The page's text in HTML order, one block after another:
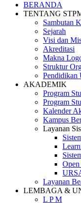
BERANDA
TENTANG
Sambutan
Sejarah
Visi dan
Akreditasi
Makna
Struktur
Pendidikan
AKADEMIK
Program
Program
Kalender
Kampus
Layanan
Open
Layanan
LEMBAGA &
L P M